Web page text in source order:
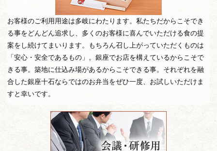
お客様のご利用用途は多岐にわたります。私たちだからこそでき
る事をどんどん追求し、多くのお客様に喜んでいただける食の提
案をし続けてまいります。もちろん召し上がっていただくものは
「安心・安全であるもの」。銀座でお店を構えているからこそで
きる事。築地に仕込み場があるからこそできる事。それぞれを融
合した銀座十石ならではのお弁当をぜひ一度、お試しいただけま
すと幸いです。